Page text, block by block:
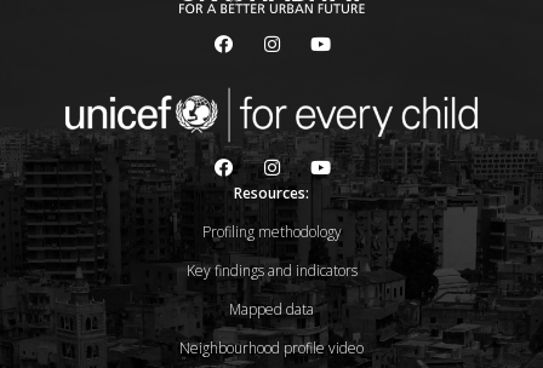
Resources:
Profiling methodology
Key findings and indicators
Mapped data
Neighbourhood profile video